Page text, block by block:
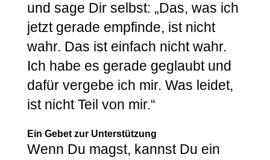
und sage Dir selbst: „Das, was ich
jetzt gerade empfinde, ist nicht
wahr. Das ist einfach nicht wahr.
Ich habe es gerade geglaubt und
dafür vergebe ich mir. Was leidet,
ist nicht Teil von mir.“
Ein Gebet zur Unterstützung
Wenn Du magst, kannst Du ein